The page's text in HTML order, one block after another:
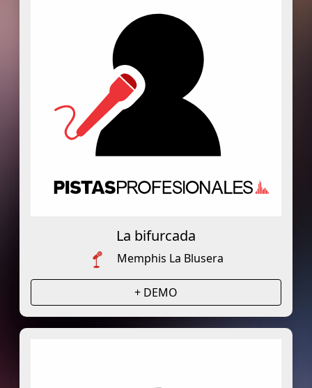
La bifurcada
Memphis La Blusera
+ DEMO